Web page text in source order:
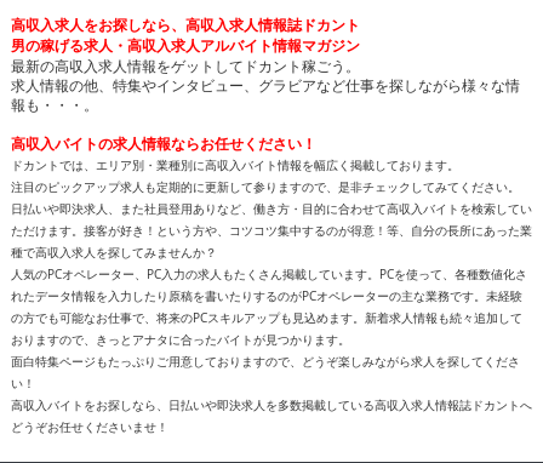
高収入求人をお探しなら、高収入求人情報誌ドカント
男の稼げる求人・高収入求人アルバイト情報マガジン
最新の高収入求人情報をゲットしてドカント稼ごう。
求人情報の他、特集やインタビュー、グラビアなど仕事を探しながら様々な情
報も・・・。
高収入バイトの求人情報ならお任せください！
ドカントでは、エリア別・業種別に高収入バイト情報を幅広く掲載しております。
注目のピックアップ求人も定期的に更新して参りますので、是非チェックしてみてください。
日払いや即決求人、また社員登用ありなど、働き方・目的に合わせて高収入バイトを検索してい
ただけます。接客が好き！という方や、コツコツ集中するのが得意！等、自分の長所にあった業
種で高収入求人を探してみませんか？
人気のPCオペレーター、PC入力の求人もたくさん掲載しています。PCを使って、各種数値化さ
れたデータ情報を入力したり原稿を書いたりするのがPCオペレーターの主な業務です。未経験
の方でも可能なお仕事で、将来のPCスキルアップも見込めます。新着求人情報も続々追加して
おりますので、きっとアナタに合ったバイトが見つかります。
面白特集ページもたっぷりご用意しておりますので、どうぞ楽しみながら求人を探してくださ
い！
高収入バイトをお探しなら、日払いや即決求人を多数掲載している高収入求人情報誌ドカントへ
どうぞお任せくださいませ！